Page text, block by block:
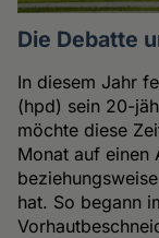
Die Debatte
In diesem Jahr
(hpd) sein 20-
möchte diese
Monat auf einen
hat. So begann